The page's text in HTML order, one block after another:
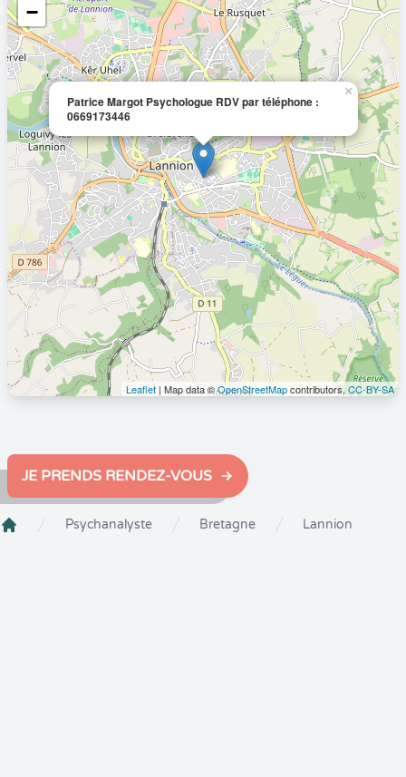
Patrice Margot Psychologue RDV par téléphone :
0669173446
×
−
Leaflet | Map data ©OpenStreetMapcontributors,CC-BY-SA
JE PRENDS RENDEZ-VOUS
Psychanalyste Bretagne Lannion